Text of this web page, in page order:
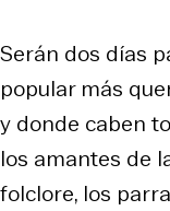
Serán dos días
popular más
y donde caben
los amantes de
folclore, los